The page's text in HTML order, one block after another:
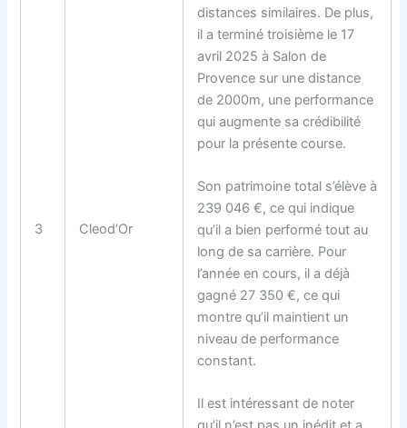
3 Cleod’Or
distances similaires. De plus,
il a terminé troisième le 17
avril 2025 à Salon de
Provence sur une distance
de 2000m, une performance
qui augmente sa crédibilité
pour la présente course.
Son patrimoine total s’élève à
239 046 €, ce qui indique
qu’il a bien performé tout au
long de sa carrière. Pour
l’année en cours, il a déjà
gagné 27 350 €, ce qui
montre qu’il maintient un
niveau de performance
constant.
Il est intéressant de noter